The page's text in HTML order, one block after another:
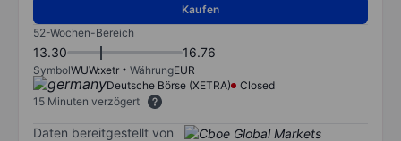
Kaufen
52-Wochen-Bereich
13.30 16.76
SymbolWUW:xetr WährungEUR
Deutsche Börse (XETRA)
Closed
15 Minuten verzögert
Daten bereitgestellt von